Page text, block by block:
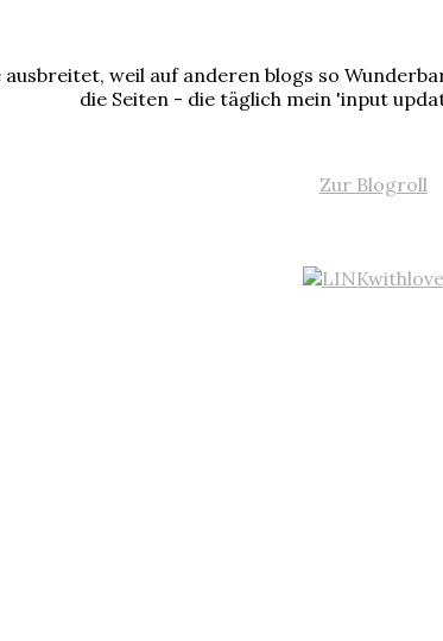
weil auf anderen blogs so
die Seiten - die täglich mein 'input
Zur Blogroll